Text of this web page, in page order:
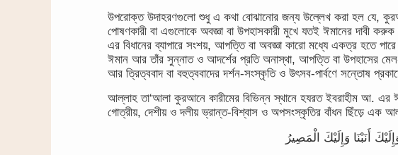
উপরোক্ত উদাহরণগুলো শুধু এ কথা বোঝানোর জন্য উল্লেখ করা হল যে,
পোষণকারী বা এগুলোকে অবজ্ঞা বা উপহাসকারী মুখে যতই ঈমানের দাবী
এর বিধানের ব্যাপারে সংশয়, আপত্তি বা অবজ্ঞা কারো মধ্যে একত্র হতে
ঈমান আর তাঁর সুন্নাত ও আদর্শের প্রতি অনাস্থা, আপত্তি বা উপহাসের
আর ত্রিত্ববাদ বা বহুত্ববাদের দর্শন-সংস্কৃতি ও উৎসব-পার্বণে সন্তোষ
আল্লাহ তা‘আলা কুরআনে কারীমের বিভিন্ন স্থানে হযরত ইবরাহীম আ. এর
গোত্রীয়, দেশীয় ও দলীয় ভ্রান্ত-বিশ্বাস ও অপসংস্কৃতির বাঁধন ছিঁড়ে এক